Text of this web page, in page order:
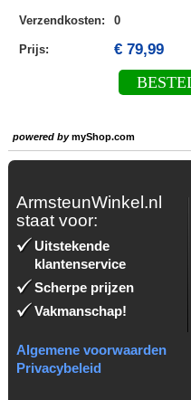
Verzendkosten: 0
Prijs: € 79,99
powered bymyShop.com
ArmsteunWinkel.nl
staat voor:
Uitstekende
klantenservice
Scherpe prijzen
Vakmanschap!
Algemene voorwaarden
Privacybeleid